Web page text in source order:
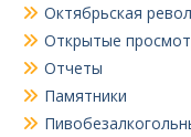
Октябрьская
Открытые
Отчеты
Памятники